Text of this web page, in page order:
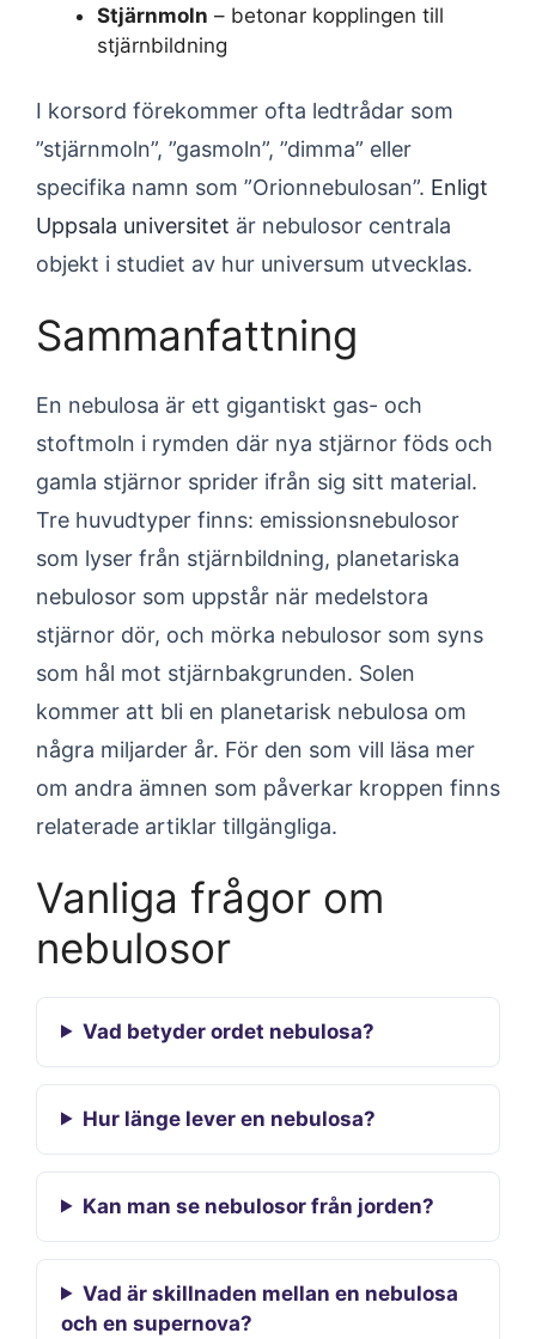
Stjärnmoln – betonar kopplingen till
stjärnbildning
I korsord förekommer ofta ledtrådar som
”stjärnmoln”, ”gasmoln”, ”dimma” eller
specifika namn som ”Orionnebulosan”. Enligt
Uppsala universitet är nebulosor centrala
objekt i studiet av hur universum utvecklas.
Sammanfattning
En nebulosa är ett gigantiskt gas- och
stoftmoln i rymden där nya stjärnor föds och
gamla stjärnor sprider ifrån sig sitt material.
Tre huvudtyper finns: emissionsnebulosor
som lyser från stjärnbildning, planetariska
nebulosor som uppstår när medelstora
stjärnor dör, och mörka nebulosor som syns
som hål mot stjärnbakgrunden. Solen
kommer att bli en planetarisk nebulosa om
några miljarder år. För den som vill läsa mer
om andra ämnen som påverkar kroppen finns
relaterade artiklar tillgängliga.
Vanliga frågor om
nebulosor
Vad betyder ordet nebulosa?
Hur länge lever en nebulosa?
Kan man se nebulosor från jorden?
Vad är skillnaden mellan en nebulosa
och en supernova?